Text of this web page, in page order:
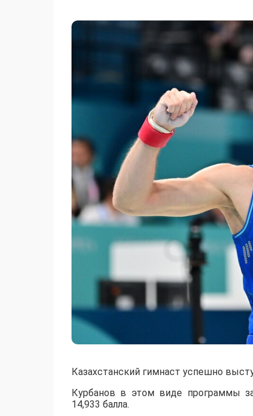
Казахстанский гимнаст успешно
Курбанов в этом виде программы
14,933 балла.